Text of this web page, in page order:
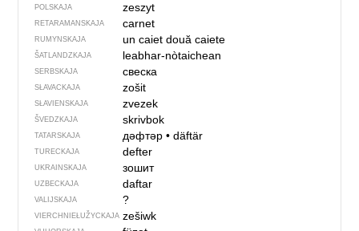
POLSKAJA zeszyt
RETARAMANSKAJA carnet
RUMYNSKAJA un caietdouă caiete
ŠATLANDZKAJA leabhar-nòtaichean
SERBSKAJA свеска
SŁAVACKAJA zošit
SŁAVIENSKAJA zvezek
ŠVEDZKAJA skrivbok
TATARSKAJA дәфтәр• däftär
TURECKAJA defter
UKRAINSKAJA зошит
UZBECKAJA daftar
VALIJSKAJA ?
VIERCHNIE­ŁUŽYCKAJA zešiwk